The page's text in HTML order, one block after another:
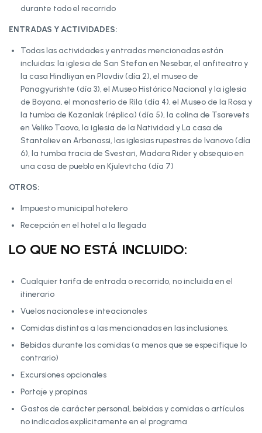
durante todo el recorrido
ENTRADAS Y ACTIVIDADES:
Todas las actividades y entradas mencionadas están
incluidas: la iglesia de San Stefan en Nesebar, el anfiteatro y
la casa Hindliyan en Plovdiv (día 2), el museo de
Panagyurishte (día 3), el Museo Histórico Nacional y la iglesia
de Boyana, el monasterio de Rila (día 4), el Museo de la Rosa y
la tumba de Kazanlak (réplica) (día 5), la colina de Tsarevets
en Veliko Taovo, la iglesia de la Natividad y La casa de
Stantaliev en Arbanassi, las iglesias rupestres de Ivanovo (día
6), la tumba tracia de Svestari, Madara Rider y obsequio en
una casa de pueblo en Kjulevtcha (día 7)
OTROS:
Impuesto municipal hotelero
Recepción en el hotel a la llegada
LO QUE NO ESTÁ INCLUIDO:
Cualquier tarifa de entrada o recorrido, no incluida en el
itinerario
Vuelos nacionales e inteacionales
Comidas distintas a las mencionadas en las inclusiones.
Bebidas durante las comidas (a menos que se especifique lo
contrario)
Excursiones opcionales
Portaje y propinas
Gastos de carácter personal, bebidas y comidas o artículos
no indicados explícitamente en el programa